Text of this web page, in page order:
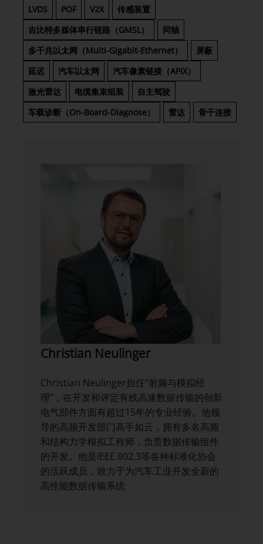
LVDS
POF V2X
传感装置
吉比特多媒体串行链路（GMSL）
同轴
多千兆以太网（Multi-Gigabit-Ethernet）
屏蔽
延迟
汽车以太网
汽车像素链接（APIX）
激光雷达
电缆集束组装
自主驾驶
车载诊断（On-Board-Diagnose）
雷达 骨干连接
Christian Neulinger
Christian Neulinger担任“射频与模拟经
理”，在开发和评定有线高速数据传输的创新
电气部件方面有超过15年的专业经验。他领
导的高频开发部门高手如云，拥有多名高频
和结构力学模拟工程师，负责数据传输组件
的开发。他是IEEE 802.3等各种标准化协会
的活跃成员，致力于为汽车工业开发全新的
高性能数据传输系统